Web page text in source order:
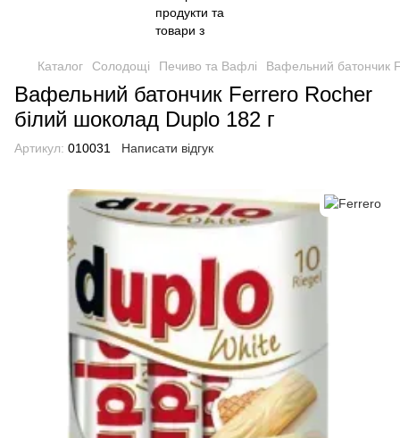
Каталог Солодощі Печиво та Вафлі Вафельний батончик
Вафельний батончик Ferrero Rocher
білий шоколад Duplo 182 г
Артикул: 010031 Написати відгук